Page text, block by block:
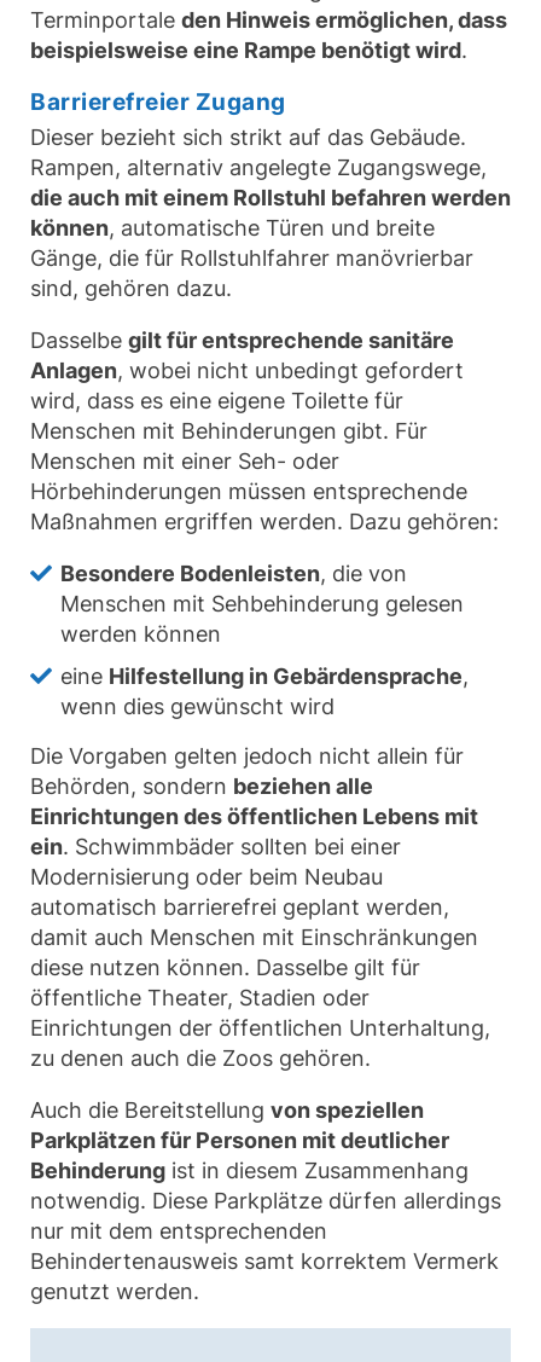
Terminportale den Hinweis ermöglichen, dass
beispielsweise eine Rampe benötigt wird.
Barrierefreier Zugang
Dieser bezieht sich strikt auf das Gebäude.
Rampen, alternativ angelegte Zugangswege,
die auch mit einem Rollstuhl befahren werden
können, automatische Türen und breite
Gänge, die für Rollstuhlfahrer manövrierbar
sind, gehören dazu.
Dasselbe gilt für entsprechende sanitäre
Anlagen, wobei nicht unbedingt gefordert
wird, dass es eine eigene Toilette für
Menschen mit Behinderungen gibt. Für
Menschen mit einer Seh- oder
Hörbehinderungen müssen entsprechende
Maßnahmen ergriffen werden. Dazu gehören:
Besondere Bodenleisten, die von
Menschen mit Sehbehinderung gelesen
werden können
eine Hilfestellung in Gebärdensprache,
wenn dies gewünscht wird
Die Vorgaben gelten jedoch nicht allein für
Behörden, sondern beziehen alle
Einrichtungen des öffentlichen Lebens mit
ein. Schwimmbäder sollten bei einer
Modernisierung oder beim Neubau
automatisch barrierefrei geplant werden,
damit auch Menschen mit Einschränkungen
diese nutzen können. Dasselbe gilt für
öffentliche Theater, Stadien oder
Einrichtungen der öffentlichen Unterhaltung,
zu denen auch die Zoos gehören.
Auch die Bereitstellung von speziellen
Parkplätzen für Personen mit deutlicher
Behinderung ist in diesem Zusammenhang
notwendig. Diese Parkplätze dürfen allerdings
nur mit dem entsprechenden
Behindertenausweis samt korrektem Vermerk
genutzt werden.